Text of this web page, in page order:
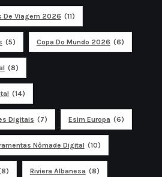
De Viagem 2026 (11)
(5) Copa Do Mundo 2026 (6)
(8)
(14)
Digitais (7) Esim Europa (6)
Nômade Digital (10)
Riviera Albanesa (8)